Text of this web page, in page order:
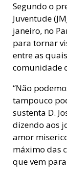
Segundo o
Juventude
janeiro, no
para tornar
entre as
comunidade
“Não
tampouco
sustenta D.
dizendo aos
amor
máximo das
que vem